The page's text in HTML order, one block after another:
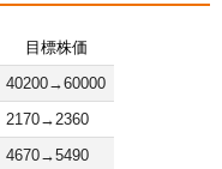
目標株価
40200→60000
2170→2360
4670→5490